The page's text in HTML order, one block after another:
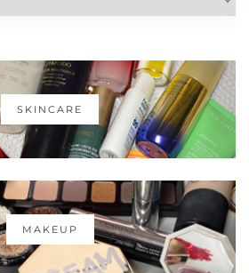
SKINCARE
MAKEUP